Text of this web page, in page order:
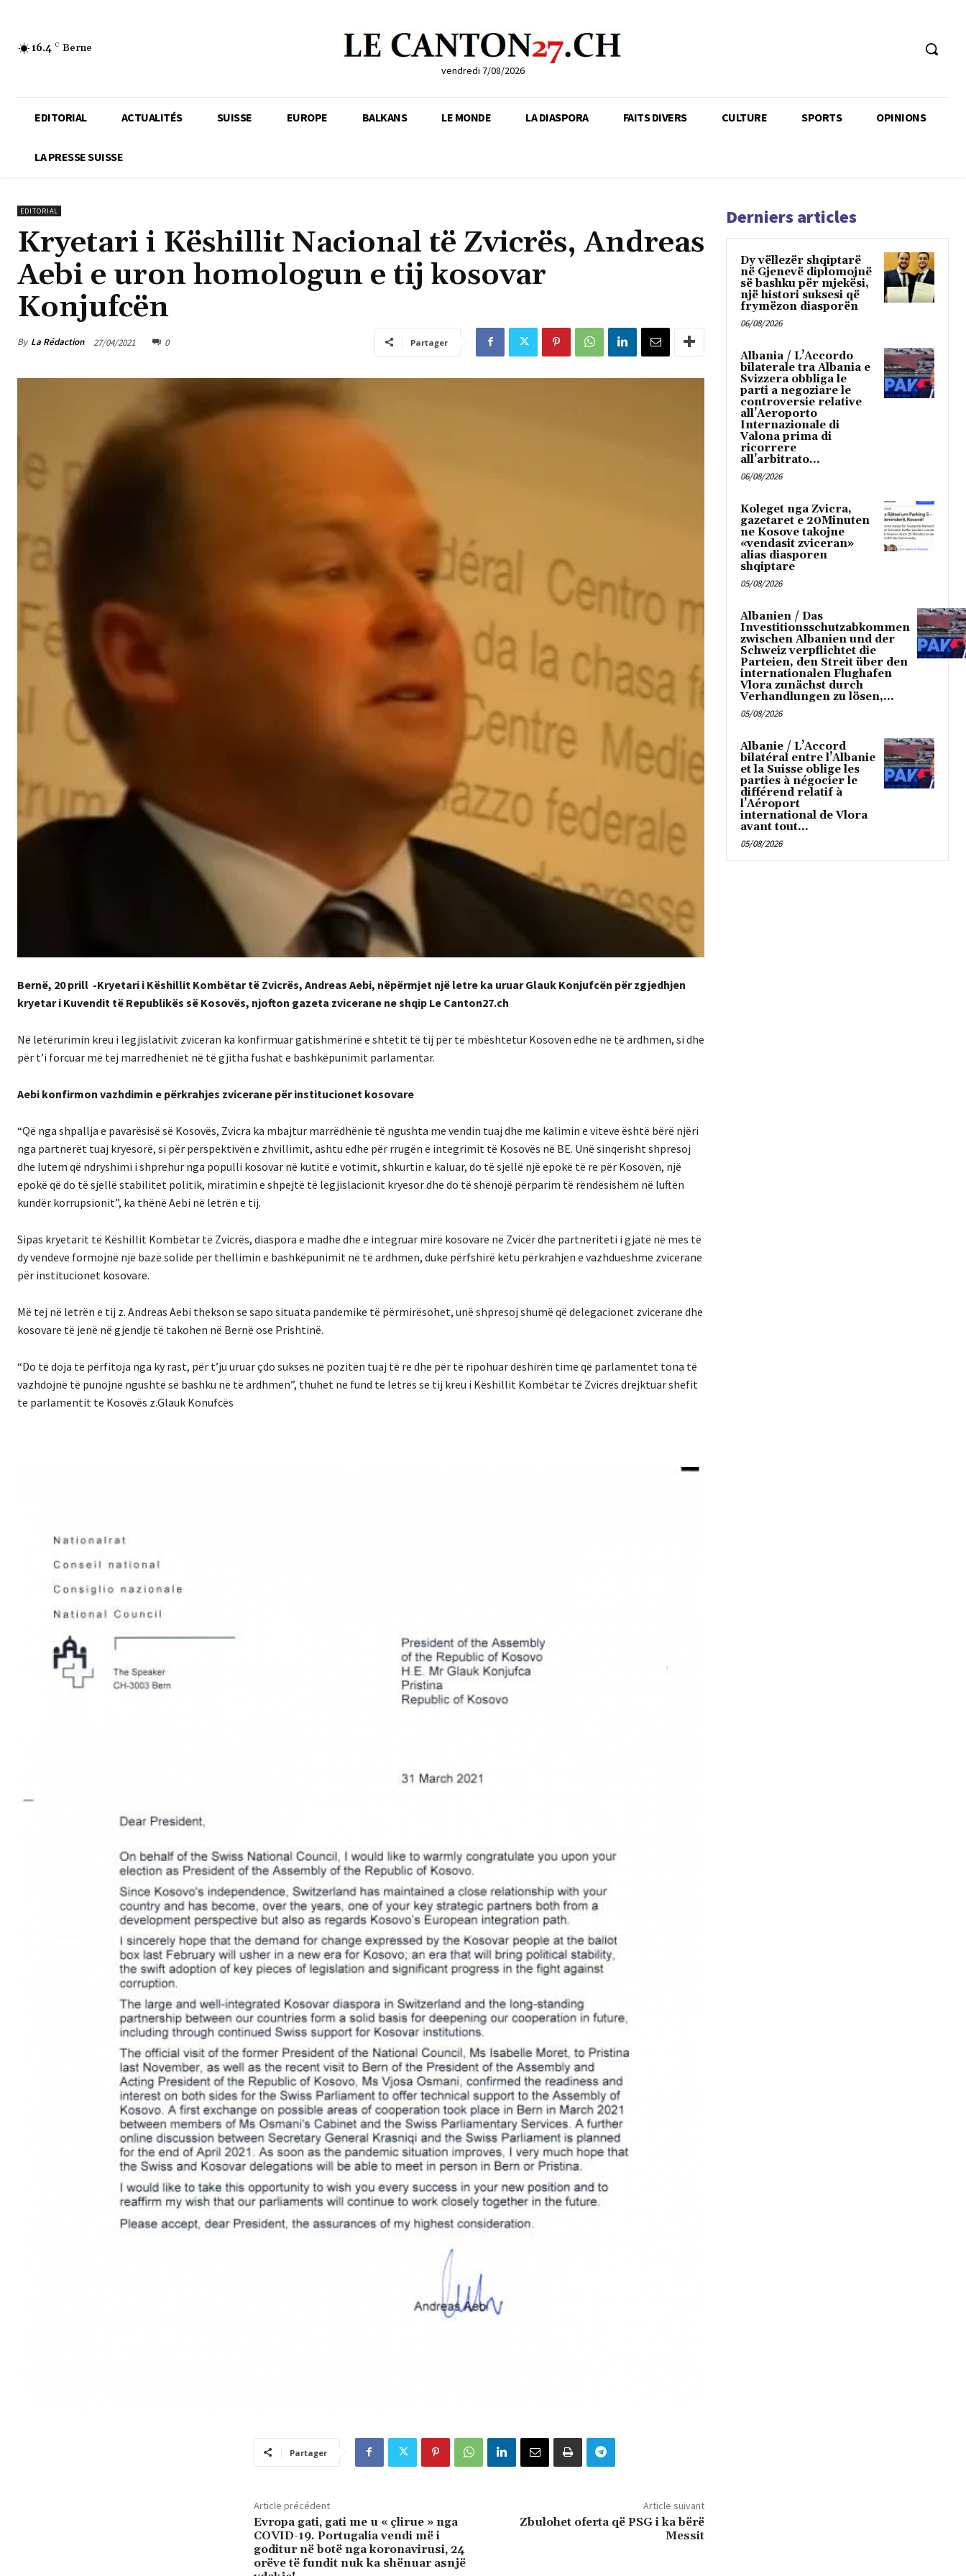
16.4 C Berne
vendredi 7/08/2026
EDITORIAL ACTUALITÉS SUISSE EUROPE BALKANS LE MONDE LA DIASPORA FAITS DIVERS CULTURE SPORTS OPINIONS
LA PRESSE SUISSE
EDITORIAL
Kryetari i Këshillit Nacional të Zvicrës, Andreas
Aebi e uron homologun e tij kosovar
Konjufcën
By La Rédaction 27/04/2021 0 Partager
Bernë, 20 prill -Kryetari i Këshillit Kombëtar të Zvicrës, Andreas Aebi, nëpërmjet një letre ka uruar Glauk Konjufcën për zgjedhjen
kryetar i Kuvendit të Republikës së Kosovës, njofton gazeta zvicerane ne shqip Le Canton27.ch
Në letërurimin kreu i legjislativit zviceran ka konfirmuar gatishmërinë e shtetit të tij për të mbështetur Kosovën edhe në të ardhmen, si dhe
për t’i forcuar më tej marrëdhëniet në të gjitha fushat e bashkëpunimit parlamentar.
Aebi konfirmon vazhdimin e përkrahjes zvicerane për institucionet kosovare
“Që nga shpallja e pavarësisë së Kosovës, Zvicra ka mbajtur marrëdhënie të ngushta me vendin tuaj dhe me kalimin e viteve është bërë njëri
nga partnerët tuaj kryesorë, si për perspektivën e zhvillimit, ashtu edhe për rrugën e integrimit të Kosovës në BE. Unë sinqerisht shpresoj
dhe lutem që ndryshimi i shprehur nga populli kosovar në kutitë e votimit, shkurtin e kaluar, do të sjellë një epokë të re për Kosovën, një
epokë që do të sjellë stabilitet politik, miratimin e shpejtë të legjislacionit kryesor dhe do të shënojë përparim të rëndësishëm në luftën
kundër korrupsionit”, ka thënë Aebi në letrën e tij.
Sipas kryetarit të Këshillit Kombëtar të Zvicrës, diaspora e madhe dhe e integruar mirë kosovare në Zvicër dhe partneriteti i gjatë në mes të
dy vendeve formojnë një bazë solide për thellimin e bashkëpunimit në të ardhmen, duke përfshirë këtu përkrahjen e vazhdueshme zvicerane
për institucionet kosovare.
Më tej në letrën e tij z. Andreas Aebi thekson se sapo situata pandemike të përmirësohet, unë shpresoj shumë që delegacionet zvicerane dhe
kosovare të jenë në gjendje të takohen në Bernë ose Prishtinë.
“Do të doja të përfitoja nga ky rast, për t’ju uruar çdo sukses në pozitën tuaj të re dhe për të ripohuar dëshirën time që parlamentet tona të
vazhdojnë të punojnë ngushtë së bashku në të ardhmen”, thuhet ne fund te letrës se tij kreu i Këshillit Kombëtar të Zvicrës drejktuar shefit
te parlamentit te Kosovës z.Glauk Konufcës
Partager
Article précédent
Evropa gati, gati me u « çlirue » nga
COVID-19. Portugalia vendi më i
goditur në botë nga koronavirusi, 24
orëve të fundit nuk ka shënuar asnjë
Article suivant
Zbulohet oferta që PSG i ka bërë
Messit
Derniers articles
Dy vëllezër shqiptarë
në Gjenevë diplomojnë
së bashku për mjekësi,
një histori suksesi që
frymëzon diasporën
06/08/2026
Albania / L’Accordo
bilaterale tra Albania e
Svizzera obbliga le
parti a negoziare le
controversie relative
all’Aeroporto
Internazionale di
Valona prima di
ricorrere
all’arbitrato...
06/08/2026
Koleget nga Zvicra,
gazetaret e 20Minuten
ne Kosove takojne
«vendasit zviceran»
alias diasporen
shqiptare
05/08/2026
Albanien / Das
Investitionsschutzabkommen
zwischen Albanien und der
Schweiz verpflichtet die
Parteien, den Streit über den
internationalen Flughafen
Vlora zunächst durch
Verhandlungen zu lösen,...
05/08/2026
Albanie / L’Accord
bilatéral entre l’Albanie
et la Suisse oblige les
parties à négocier le
différend relatif à
l’Aéroport
international de Vlora
avant tout...
05/08/2026